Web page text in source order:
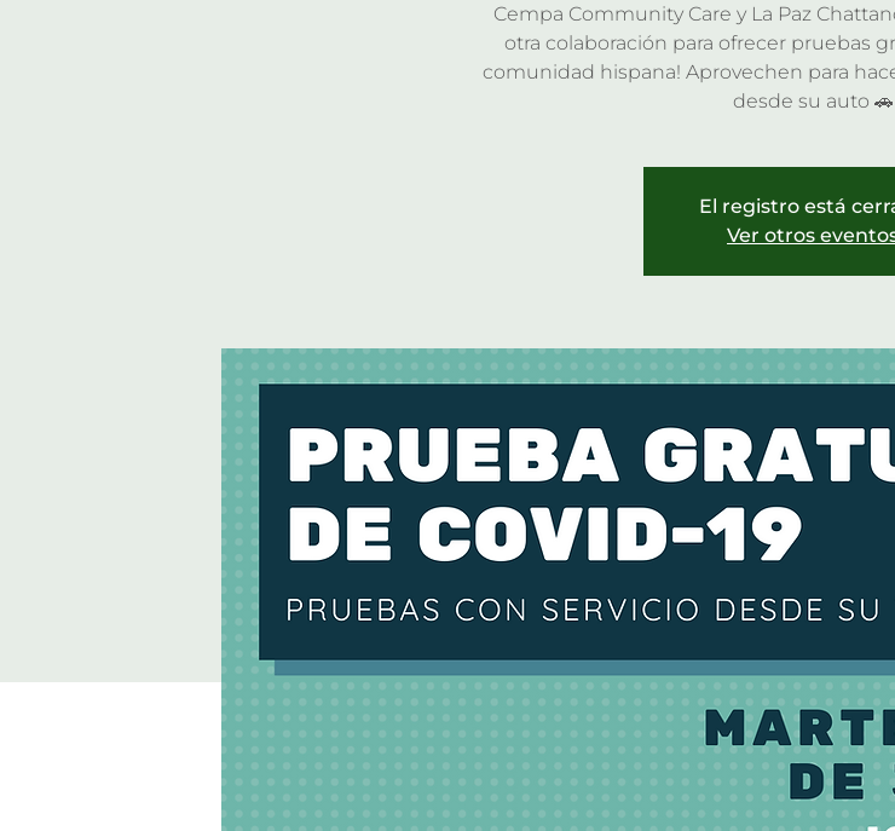
Cempa Community Care y La Paz
otra colaboración para ofrecer pruebas
comunidad hispana! Aprovechen para
desde su auto 🚗
El registro está
Ver otros